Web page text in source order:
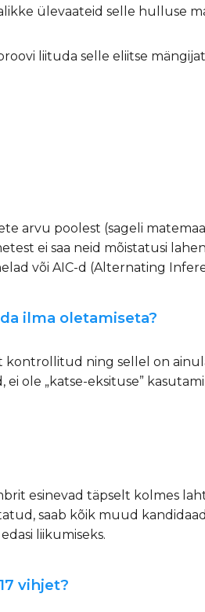
ülevaateid selle hulluse
liituda selle eliitse
arvu poolest (sageli
ei saa neid mõistatusi
või AIC-d (Alternating
ilma oletamiseta?
ning sellel on
ole „katse-eksituse”
esinevad täpselt kolmes
saab kõik muud
liikumiseks.
vihjet?